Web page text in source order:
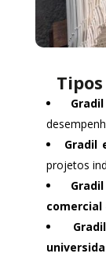
Gradil
projetos
comercial